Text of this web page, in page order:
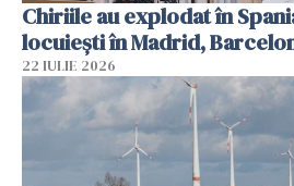
Chiriile au explodat în
locuiești în Madrid,
22 IULIE 2026